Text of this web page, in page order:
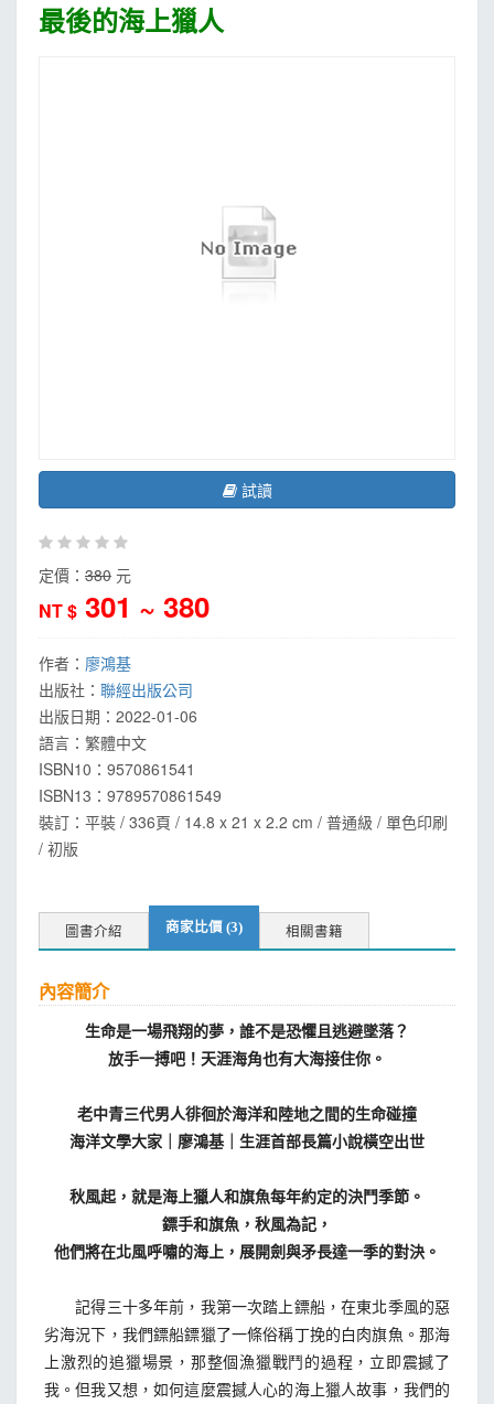
最後的海上獵人
試讀
定價： 380 元
NT $ 301 ~ 380
作者： 廖鴻基
出版社： 聯經出版公司
出版日期： 2022-01-06
語言： 繁體中文
ISBN10：9570861541
ISBN13： 9789570861549
裝訂：平裝 / 336頁 / 14.8 x 21 x 2.2 cm / 普通級 / 單色印刷
/ 初版
圖書介紹 商家比價 (3) 相關書籍
內容簡介
生命是一場飛翔的夢，誰不是恐懼且逃避墜落？
放手一搏吧！天涯海角也有大海接住你。
老中青三代男人徘徊於海洋和陸地之間的生命碰撞
海洋文學大家｜廖鴻基｜生涯首部長篇小說橫空出世
秋風起，就是海上獵人和旗魚每年約定的決鬥季節。
鏢手和旗魚，秋風為記，
他們將在北風呼嘯的海上，展開劍與矛長達一季的對決。
記得三十多年前，我第一次踏上鏢船，在東北季風的惡
劣海況下，我們鏢船鏢獵了一條俗稱丁挽的白肉旗魚。那海
上激烈的追獵場景，那整個漁獵戰鬥的過程，立即震撼了
我。但我又想，如何這麼震撼人心的海上獵人故事，我們的